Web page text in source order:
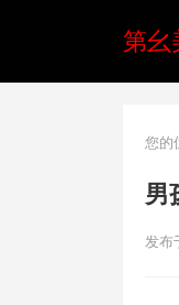
第幺
您的
男
发布